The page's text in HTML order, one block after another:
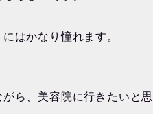
はかなり憧れます。
ら、美容院に行きたいと思